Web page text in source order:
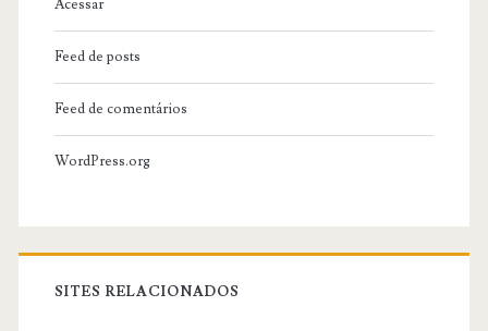
Acessar
Feed de posts
Feed de comentários
WordPress.org
SITES RELACIONADOS